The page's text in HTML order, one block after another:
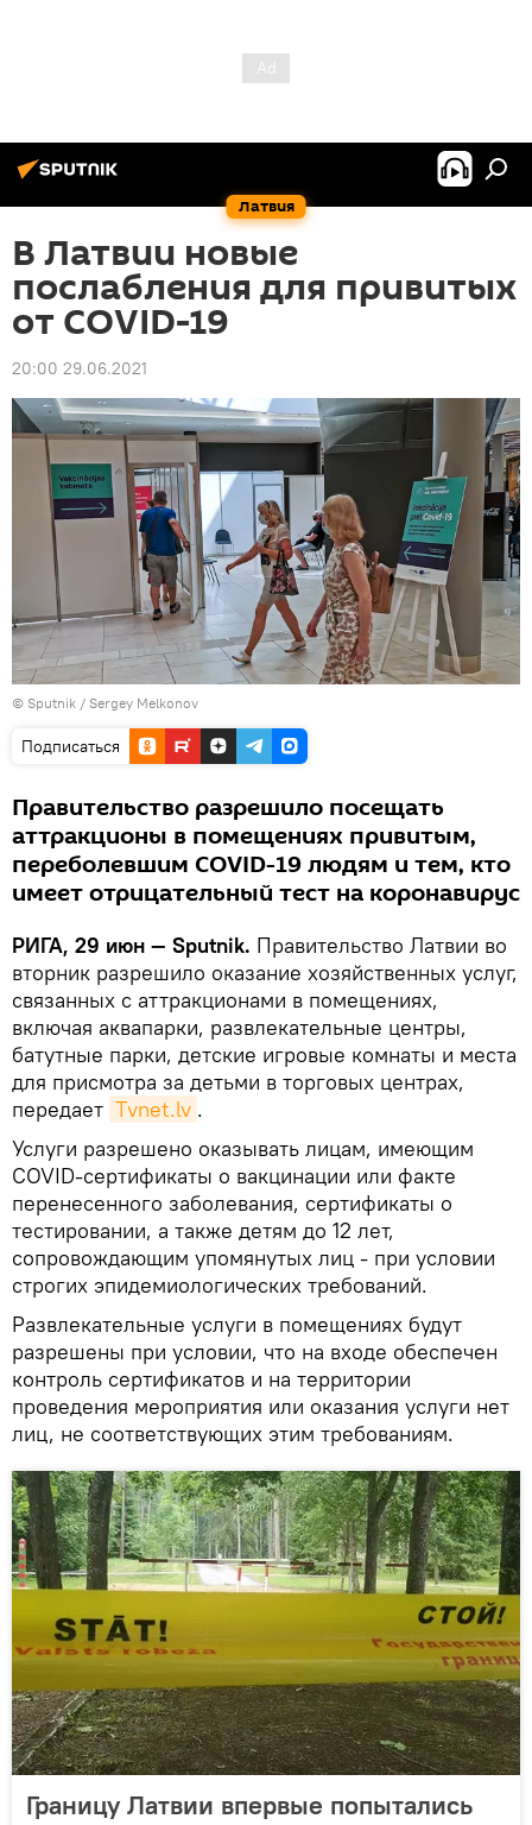
Латвия
В Латвии новые
послабления для привитых
от COVID-19
20:00 29.06.2021
© Sputnik / Sergey Melkonov
Подписаться
Правительство разрешило посещать
аттракционы в помещениях привитым,
переболевшим COVID-19 людям и тем, кто
имеет отрицательный тест на коронавирус
РИГА, 29 июн — Sputnik. Правительство Латвии во
вторник разрешило оказание хозяйственных услуг,
связанных с аттракционами в помещениях,
включая аквапарки, развлекательные центры,
батутные парки, детские игровые комнаты и места
для присмотра за детьми в торговых центрах,
передает Тvnet.lv .
Услуги разрешено оказывать лицам, имеющим
COVID-сертификаты о вакцинации или факте
перенесенного заболевания, сертификаты о
тестировании, а также детям до 12 лет,
сопровождающим упомянутых лиц - при условии
строгих эпидемиологических требований.
Развлекательные услуги в помещениях будут
разрешены при условии, что на входе обеспечен
контроль сертификатов и на территории
проведения мероприятия или оказания услуги нет
лиц, не соответствующих этим требованиям.
Границу Латвии впервые попытались